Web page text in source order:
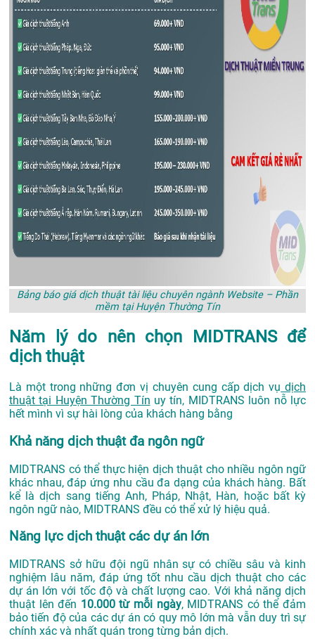
Bảng báo giá dịch thuật tài liệu chuyên ngành Website – Phần
mềm tại Huyện Thường Tín
Năm lý do nên chọn MIDTRANS để
dịch thuật
Là một trong những đơn vị chuyên cung cấp dịch vụ dịch
thuật tại Huyện Thường Tín uy tín, MIDTRANS luôn nỗ lực
hết mình vì sự hài lòng của khách hàng bằng
Khả năng dịch thuật đa ngôn ngữ
MIDTRANS có thể thực hiện dịch thuật cho nhiều ngôn ngữ
khác nhau, đáp ứng nhu cầu đa dạng của khách hàng. Bất
kể là dịch sang tiếng Anh, Pháp, Nhật, Hàn, hoặc bất kỳ
ngôn ngữ nào, MIDTRANS đều có thể xử lý hiệu quả.
Năng lực dịch thuật các dự án lớn
MIDTRANS sở hữu đội ngũ nhân sự có chiều sâu và kinh
nghiệm lâu năm, đáp ứng tốt nhu cầu dịch thuật cho các
dự án lớn với tốc độ và chất lượng cao. Với khả năng dịch
thuật lên đến 10.000 từ mỗi ngày, MIDTRANS có thể đảm
bảo tiến độ của các dự án có quy mô lớn mà vẫn duy trì sự
chính xác và nhất quán trong từng bản dịch.